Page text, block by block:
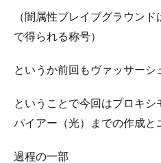
（闇属性ブレイブグラウン
で得られる称号）
というか前回もヴァッサーシ
ということで今回はプロキ
パイアー（光）までの作成と
過程の一部